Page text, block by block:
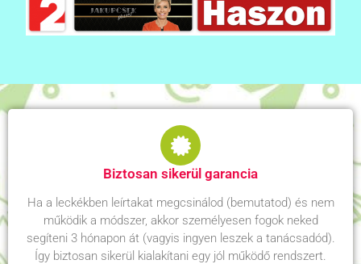
Biztosan sikerül garancia
Ha a leckékben leírtakat megcsinálod (bemutatod) és nem
működik a módszer, akkor személyesen fogok neked
segíteni 3 hónapon át (vagyis ingyen leszek a tanácsadód).
Így biztosan sikerül kialakítani egy jól működő rendszert.